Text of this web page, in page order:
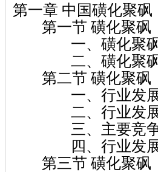
第一章 中国磺化聚砜
第一节 磺化聚砜
一、磺化聚砜（
二、磺化聚砜（
第二节 磺化聚砜（
一、行业发展
二、行业发展
三、主要竞争
四、行业发展增
第三节 磺化聚砜